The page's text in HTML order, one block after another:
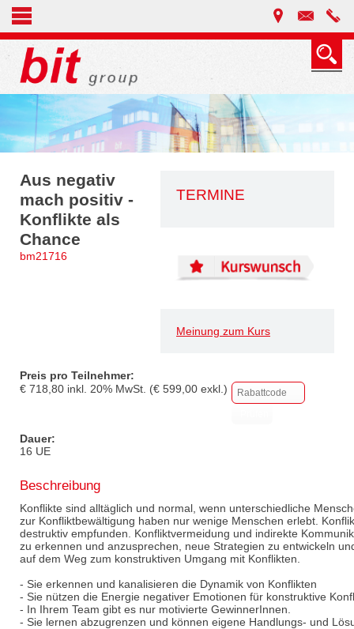
TERMINE
Meinung zum Kurs
Aus negativ
mach positiv -
Konflikte als
Chance
bm21716
Preis pro Teilnehmer:
€ 718,80 inkl. 20% MwSt. (€ 599,00 exkl.)
Dauer:
16 UE
Beschreibung
Konflikte sind alltäglich und normal, wenn unterschiedliche
zur Konfliktbewältigung haben nur wenige Menschen erlebt.
destruktiv empfunden. Konfliktvermeidung und indirekte
zu erkennen und anzusprechen, neue Strategien zu entwickeln
auf dem Weg zum konstruktiven Umgang mit Konflikten.
- Sie erkennen und kanalisieren die Dynamik von Konflikten
- Sie nützen die Energie negativer Emotionen für konstruktive
- In Ihrem Team gibt es nur motivierte GewinnerInnen.
- Sie lernen abzugrenzen und können eigene Handlungs- und